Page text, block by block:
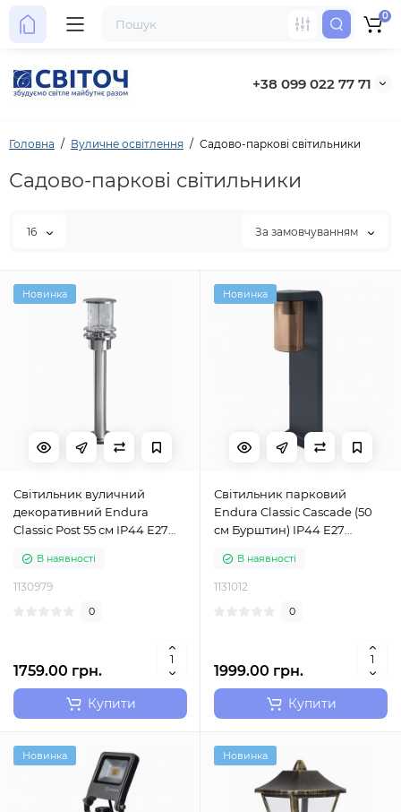
+38 099 022 77 71
0
Головна Вуличне освітлення Садово-паркові світильники
Садово-паркові світильники
16 За замовчуванням
Новинка
Світильник вуличний
декоративний Endura
Classic Post 55 см IP44 E27
(4058075206564)
В наявності
1130979
0
1759.00 грн.
Купити
Новинка
Світильник парковий
Endura Classic Cascade (50
см Бурштин) IP44 E27
(4058075554290)
В наявності
1131012
0
1999.00 грн.
Купити
Новинка Новинка